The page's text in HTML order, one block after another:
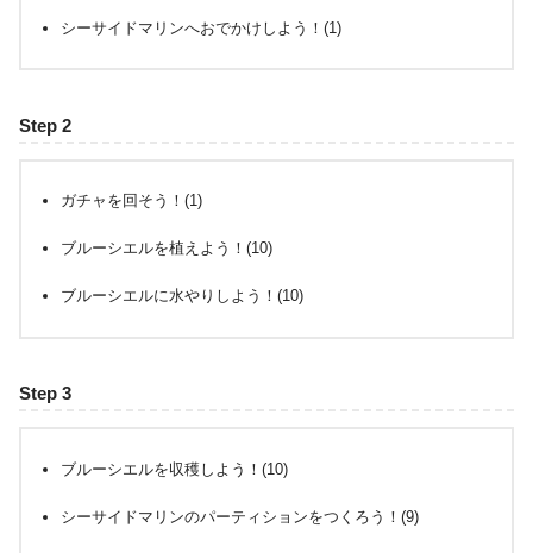
シーサイドマリンへおでかけしよう！(1)
Step 2
ガチャを回そう！(1)
ブルーシエルを植えよう！(10)
ブルーシエルに水やりしよう！(10)
Step 3
ブルーシエルを収穫しよう！(10)
シーサイドマリンのパーティションをつくろう！(9)